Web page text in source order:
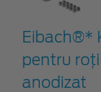
Eibach®*
pentru
anodizat